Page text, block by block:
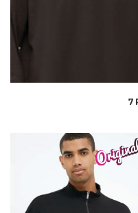
7